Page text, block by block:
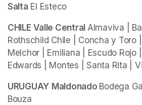
Salta El Esteco
CHILE Valle Central Almaviva |
Rothschild Chile | Concha y Toro
Melchor | Emiliana | Escudo Rojo
Edwards | Montes | Santa Rita |
URUGUAY Maldonado Bodega
Bouza